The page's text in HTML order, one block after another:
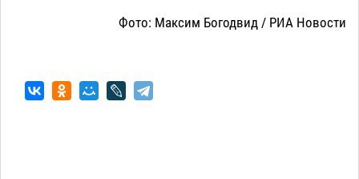
Фото: Максим Богодвид / РИА Новости